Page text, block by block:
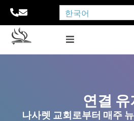
한국어
연결 유
나사렛 교회로부터 매주